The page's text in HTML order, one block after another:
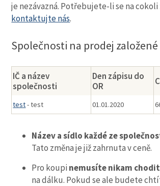
je nezávazná. Potřebujete-li se na
kontaktujte nás.
Společnosti na prodej založené
IČ a název
společnosti
Den zápisu do
OR
test-test 01.01.2020
Název a sídlo každé ze
Tato změna je již zahrnuta v ceně.
Pro koupi nemusíte nikam chodit
na dálku. Pokud se ale budete